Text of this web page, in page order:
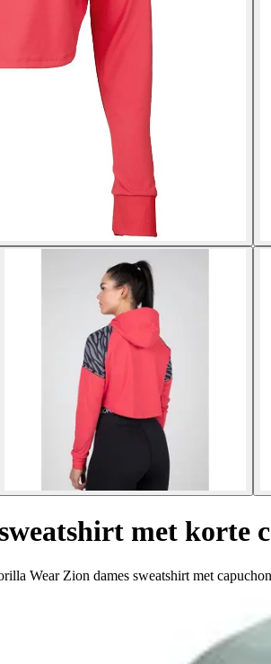
met korte
Wear Zion dames sweatshirt met